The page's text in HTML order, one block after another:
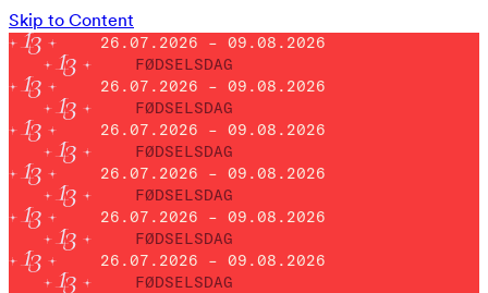
Skip to Content
26.07.2026 – 09.08.2026
FØDSELSDAG
26.07.2026 – 09.08.2026
FØDSELSDAG
26.07.2026 – 09.08.2026
FØDSELSDAG
26.07.2026 – 09.08.2026
FØDSELSDAG
26.07.2026 – 09.08.2026
FØDSELSDAG
26.07.2026 – 09.08.2026
FØDSELSDAG